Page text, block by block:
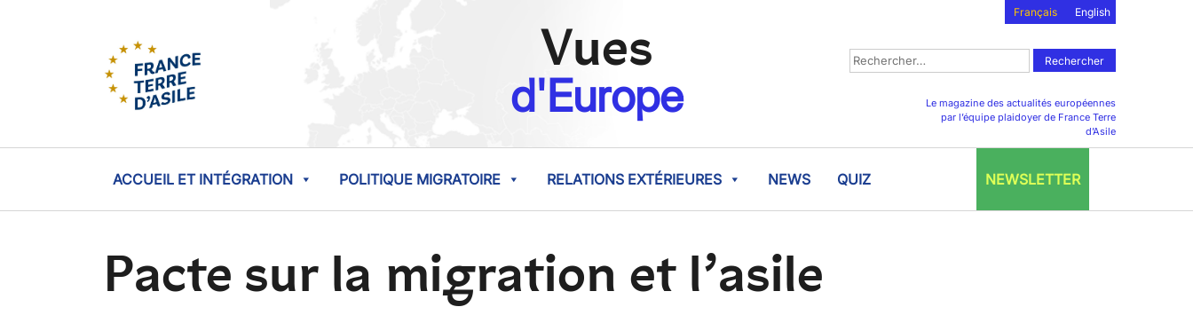
Français English
Vues
d'Europe
Rechercher :
Le magazine des actualités européennes
par l’équipe plaidoyer de France Terre
d’Asile
ACCUEIL ET INTÉGRATION POLITIQUE MIGRATOIRE RELATIONS EXTÉRIEURES NEWS QUIZ NEWSLETTER
Pacte sur la migration et l’asile